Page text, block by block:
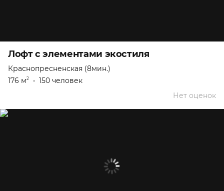
Лофт с элементами экостиля
Краснопресненская (8мин.)
176 м2 • 150 человек
Нет оценок